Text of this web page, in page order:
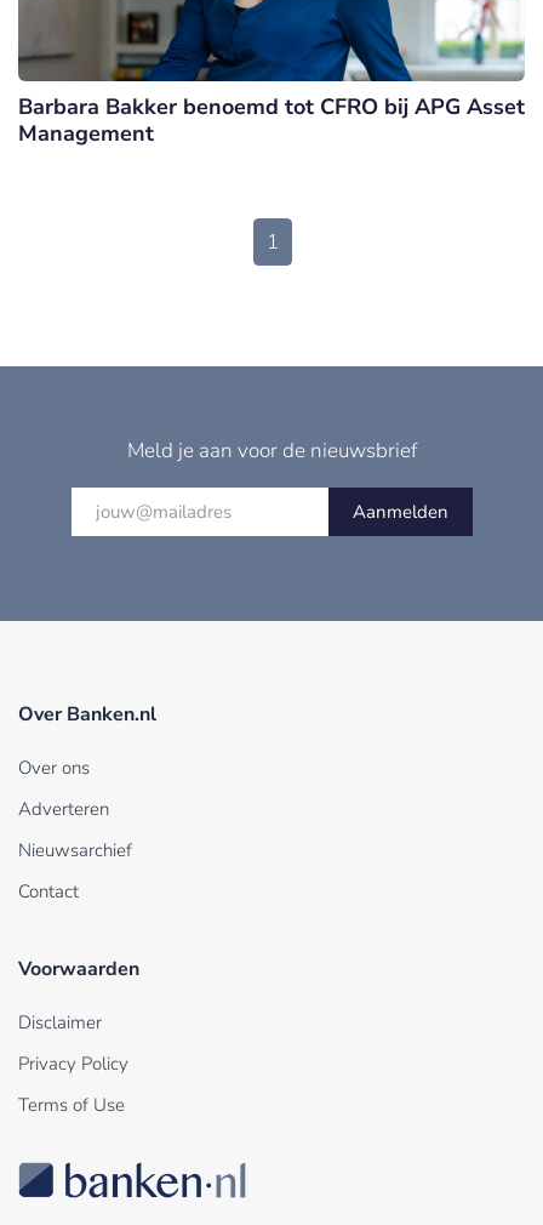
Barbara Bakker benoemd tot CFRO bij APG Asset
Management
1
Meld je aan voor de nieuwsbrief
Aanmelden
Over Banken.nl
Over ons
Adverteren
Nieuwsarchief
Contact
Voorwaarden
Disclaimer
Privacy Policy
Terms of Use